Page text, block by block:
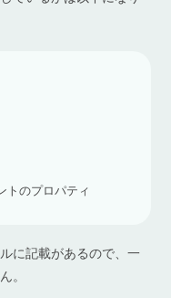
のプロパティ
に記載があるので、一
。